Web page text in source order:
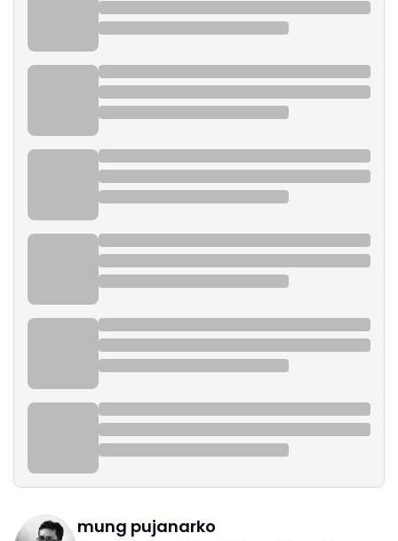
mung pujanarko